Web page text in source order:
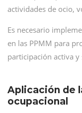
actividades de ocio,
Es necesario
en las PPMM para
participación activa
Aplicación de
ocupacional